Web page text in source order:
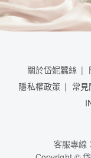
關於岱妮蠶絲
隱私權政策
常
客服專線